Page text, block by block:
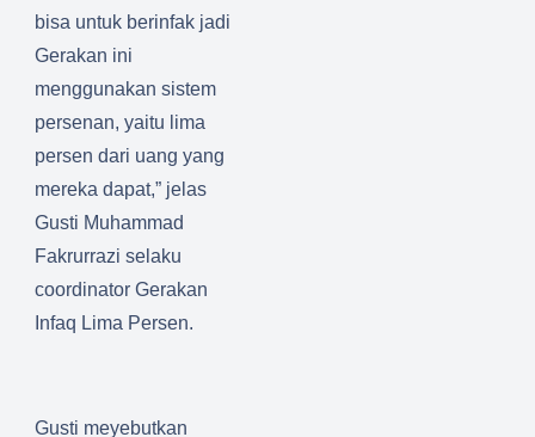
bisa untuk berinfak jadi
Gerakan ini
menggunakan sistem
persenan, yaitu lima
persen dari uang yang
mereka dapat,” jelas
Gusti Muhammad
Fakrurrazi selaku
coordinator Gerakan
Infaq Lima Persen.
Gusti meyebutkan